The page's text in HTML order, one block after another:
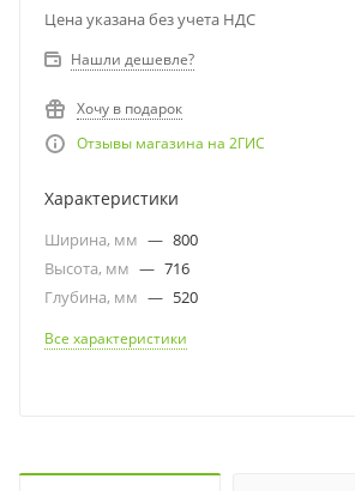
Цена указана без учета НДС
Нашли дешевле?
Хочу в подарок
Отзывы магазина на 2ГИС
Характеристики
Ширина, мм — 800
Высота, мм — 716
Глубина, мм — 520
Все характеристики